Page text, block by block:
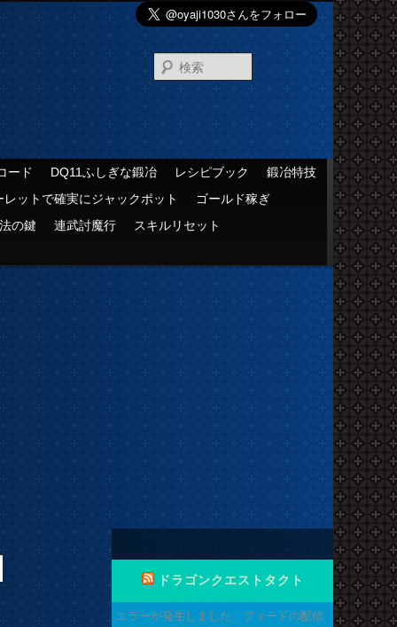
索
ード DQ11ふしぎな鍛冶 レシピブック
鍛冶特技
レットで確実にジャックポット
ゴールド稼ぎ
の鍵
連武討魔行 スキルリセット
ドラゴンクエストタクト
エラーが発生しました。フィードの配信